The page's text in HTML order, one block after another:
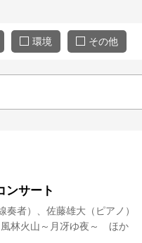
環境 その他
ンサート
奏者）、佐藤雄大（ピアノ
風林火山～月冴ゆ夜～ ほか